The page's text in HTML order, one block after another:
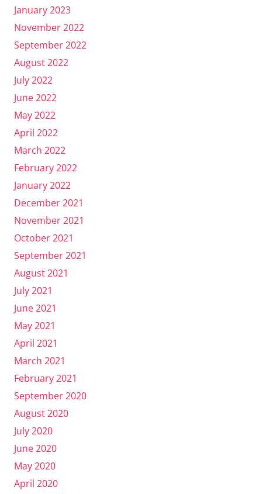
January 2023
November 2022
September 2022
August 2022
July 2022
June 2022
May 2022
April 2022
March 2022
February 2022
January 2022
December 2021
November 2021
October 2021
September 2021
August 2021
July 2021
June 2021
May 2021
April 2021
March 2021
February 2021
September 2020
August 2020
July 2020
June 2020
May 2020
April 2020